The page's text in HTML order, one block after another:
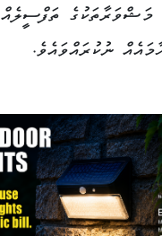
މަޝްވަރާތަކުގެ ތަފްސީލެއް
ނުކުރައްވައެވެ.